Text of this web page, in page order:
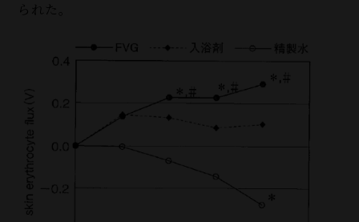
られた。